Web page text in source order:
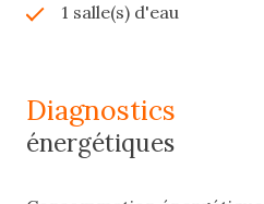
1 salle(s) d'eau
diagnostics
énergétiques